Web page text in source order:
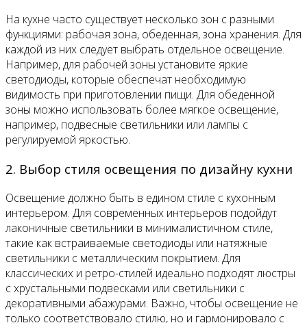
На кухне часто существует несколько зон с разными
функциями: рабочая зона, обеденная, зона хранения. Для
каждой из них следует выбрать отдельное освещение.
Например, для рабочей зоны установите яркие
светодиоды, которые обеспечат необходимую
видимость при приготовлении пищи. Для обеденной
зоны можно использовать более мягкое освещение,
например, подвесные светильники или лампы с
регулируемой яркостью.
2. Выбор стиля освещения по дизайну кухни
Освещение должно быть в едином стиле с кухонным
интерьером. Для современных интерьеров подойдут
лаконичные светильники в минималистичном стиле,
такие как встраиваемые светодиоды или натяжные
светильники с металлическим покрытием. Для
классических и ретро-стилей идеально подходят люстры
с хрустальными подвесками или светильники с
декоративными абажурами. Важно, чтобы освещение не
только соответствовало стилю, но и гармонировало с